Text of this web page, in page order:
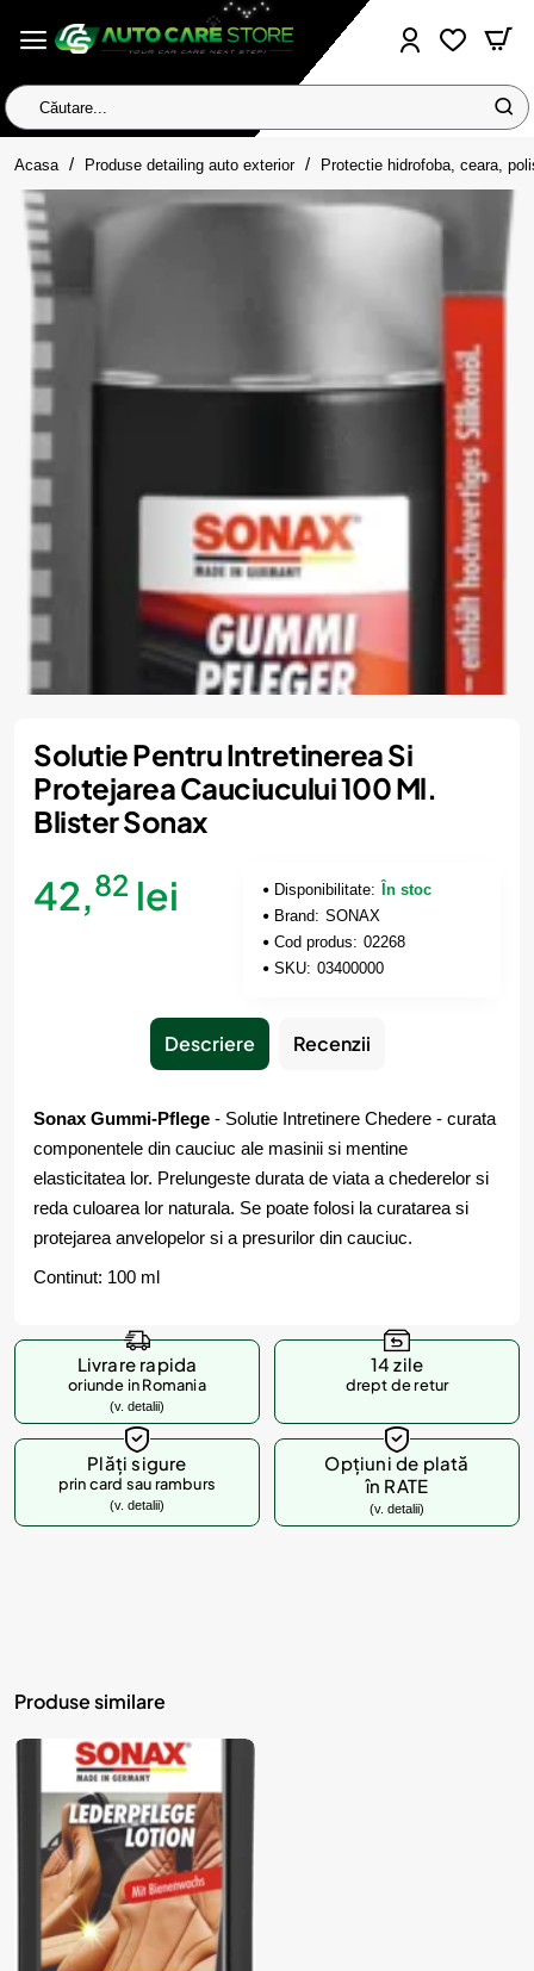
Căutare...
Acasa homeProduse detailing auto exterior Protectie hidrofoba, ceara,
Solutie Pentru Intretinerea Si
Protejarea Cauciucului 100 Ml.
Blister Sonax
42,82 lei Disponibilitate:
În stoc
Brand: SONAX
Cod produs: 02268
SKU: 03400000
Descriere Recenzii
Sonax Gummi-Pflege - Solutie Intretinere Chedere - curata
componentele din cauciuc ale masinii si mentine
elasticitatea lor. Prelungeste durata de viata a chederelor si
reda culoarea lor naturala. Se poate folosi la curatarea si
protejarea anvelopelor si a presurilor din cauciuc.
Continut: 100 ml
Livrare rapida
oriunde in Romania
(v. detalii)
14 zile
drept de retur
Plăți sigure
prin card sau ramburs
(v. detalii)
Opțiuni de plată
în RATE
(v. detalii)
Produse similare